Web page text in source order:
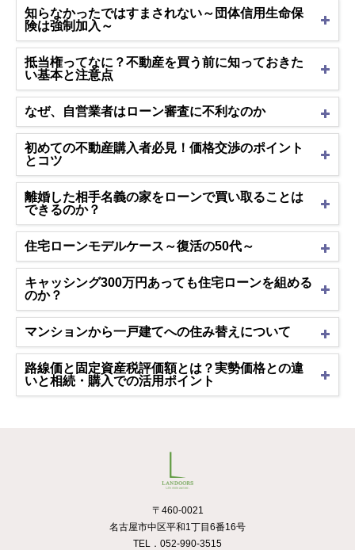
知らなかったではすまされない～団体信用生命保
険は強制加入～
抵当権ってなに？不動産を買う前に知っておきた
い基本と注意点
なぜ、自営業者はローン審査に不利なのか
初めての不動産購入者必見！価格交渉のポイント
とコツ
離婚した相手名義の家をローンで買い取ることは
できるのか？
住宅ローンモデルケース～復活の50代～
キャッシング300万円あっても住宅ローンを組める
のか？
マンションから一戸建てへの住み替えについて
路線価と固定資産税評価額とは？実勢価格との違
いと相続・購入での活用ポイント
〒460-0021
名古屋市中区平和1丁目6番16号
TEL．052-990-3515